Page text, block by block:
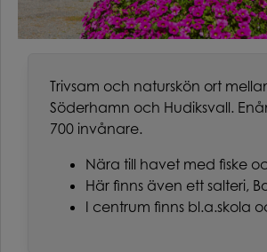
Trivsam och naturskön ort
Söderhamn och Hudiksvall.
700 invånare.
Nära till havet med fiske
Här finns även ett salteri,
I centrum finns bl.a.skola